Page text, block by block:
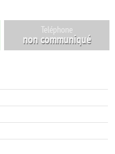
Teléphone
non communiqué